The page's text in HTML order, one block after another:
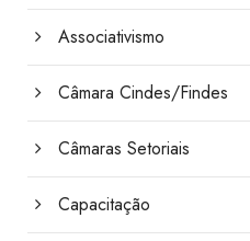
Associativismo
Câmara Cindes/Findes
Câmaras Setoriais
Capacitação